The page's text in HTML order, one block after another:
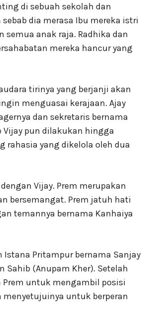
di sebuah sekolah dan
dia merasa Ibu mereka istri
semua anak raja. Radhika dan
mereka hancur yang
tirinya yang berjanji akan
menguasai kerajaan. Ajay
dan sekretaris bernama
Vijay pun dilakukan hingga
rahasia yang dikelola oleh dua
Vijay. Prem merupakan
bersemangat. Prem jatuh hati
temannya bernama Kanhaiya
Pritampur bernama Sanjay
Sahib (Anupam Kher). Setelah
Prem untuk mengambil posisi
untuk berperan